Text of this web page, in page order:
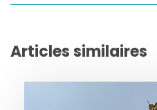
Articles similaires